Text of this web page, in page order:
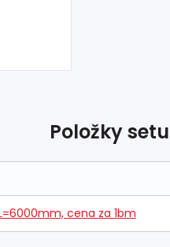
Položky setu
cena za 1bm